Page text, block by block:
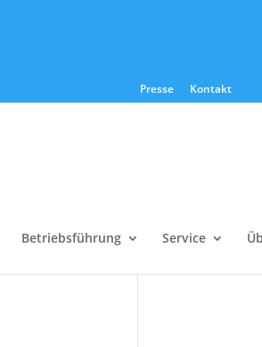
Presse Kontakt
Betriebsführung Service